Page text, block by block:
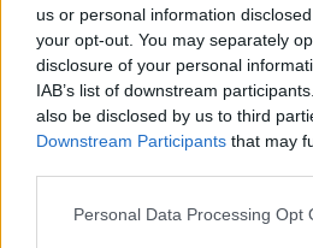
us or personal information
your opt-out. You may separately
disclosure of your personal
IAB’s list of downstream
also be disclosed by us to third
Downstream Participants that may
Personal Data Processing Opt
δικές μας σκέψεις, δικούς
theaterproject365
"Η Αλεξάνδρα μέσα από έναν